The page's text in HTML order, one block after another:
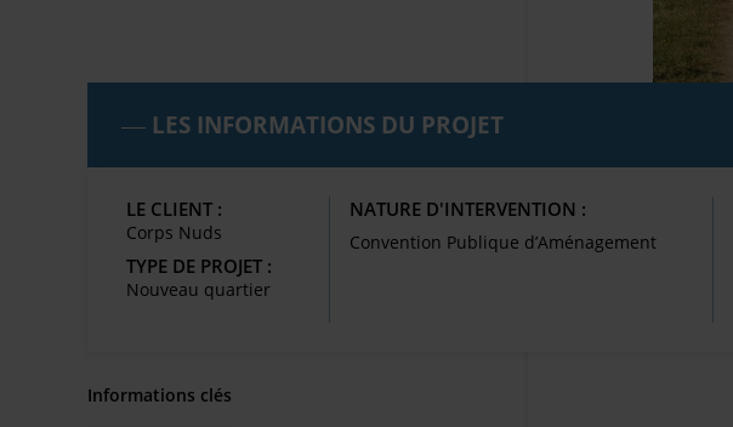
LES INFORMATIONS DU PROJET
LE CLIENT :
Corps Nuds
TYPE DE PROJET :
Nouveau quartier
NATURE D'INTERVENTION :
Convention Publique d’Aménagement
Informations clés